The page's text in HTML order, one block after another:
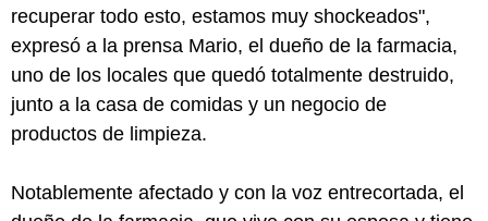
recuperar todo esto, estamos muy shockeados",
expresó a la prensa Mario, el dueño de la farmacia,
uno de los locales que quedó totalmente destruido,
junto a la casa de comidas y un negocio de
productos de limpieza.
Notablemente afectado y con la voz entrecortada, el